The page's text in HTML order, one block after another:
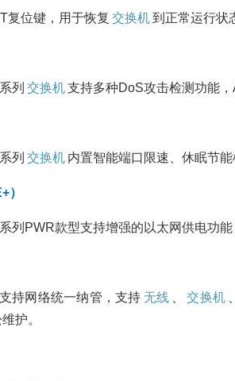
复位键，用于恢复 交换机到正常运行状
列 交换机支持多种DoS攻击检测功能
列 交换机 内置智能端口限速、休眠节
）
列PWR款型支持增强的以太网供电功
持网络统一纳管，支持 无线 交换机
护。